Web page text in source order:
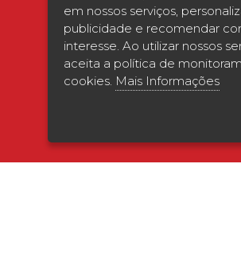
Verificada por
em nossos serviços,
publicidade e recomendar
interesse. Ao utilizar nossos
aceita a política de
cookies. Mais Informações